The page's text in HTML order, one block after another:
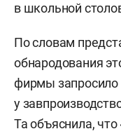
в школьной
По словам
обнародования
фирмы запросило
у
Та объяснила,